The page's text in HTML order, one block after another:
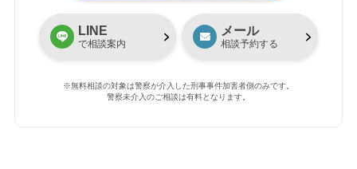
LINE
で相談案内
メール
相談予約する
※無料相談の対象は警察が介入した刑事事件加害者側のみです。
警察未介入のご相談は有料となります。